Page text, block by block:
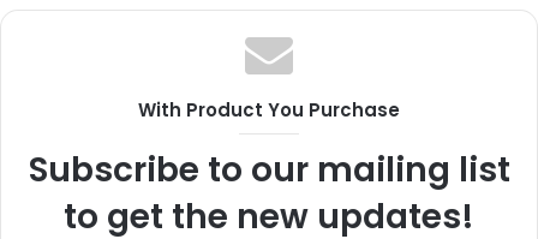
e
b
t
a
c
e
o
k
s
r
m
With Product You Purchase
Subscribe to our mailing list
to get the new updates!